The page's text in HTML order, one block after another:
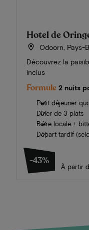
Hotel de
Odoorn, Pays-
Découvrez la
inclus
Formule 2 nuits
Petit déjeuner
Dîner de 3 plats
Bière locale +
Départ tardif
-43%
À partir